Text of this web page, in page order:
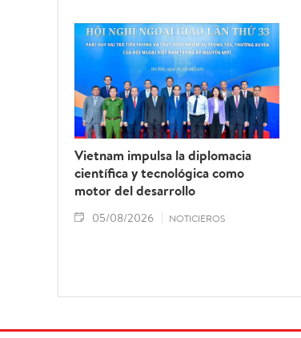
Vietnam impulsa la diplomacia
científica y tecnológica como
motor del desarrollo
05/08/2026 NOTICIEROS